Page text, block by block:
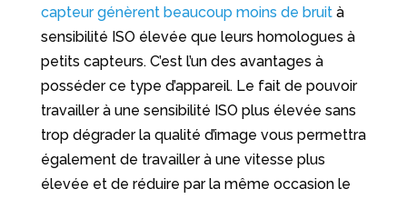
capteur génèrent beaucoup moins de bruità
sensibilité ISO élevée que leurs homologues à
petits capteurs. C’est l’un des avantages à
posséder ce type d’appareil. Le fait de pouvoir
travailler à une sensibilité ISO plus élevée sans
trop dégrader la qualité d’image vous permettra
également de travailler à une vitesse plus
élevée et de réduire par la même occasion le